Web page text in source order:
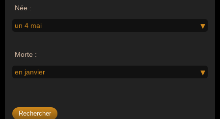
Née :
un 4 mai
Morte :
en janvier